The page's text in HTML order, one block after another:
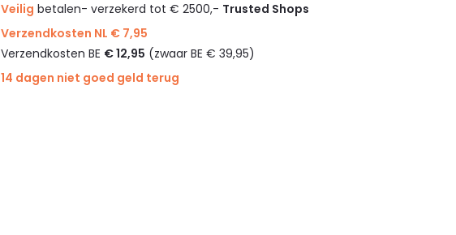
Veilig betalen- verzekerd tot € 2500,- Trusted Shops
Verzendkosten NL € 7,95
Verzendkosten BE € 12,95 (zwaar BE € 39,95)
14 dagen niet goed geld terug